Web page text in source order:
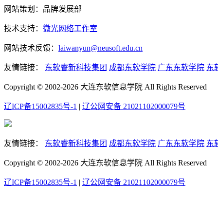
网站策划：品牌发展部
技术支持： 微光网络工作室
网站技术反馈： laiwanyun@neusoft.edu.cn
友情链接： 东软睿新科技集团 成都东软学院 广东东软学院 东
Copyright © 2002-2026 大连东软信息学院 All Rights Reserved
辽ICP备15002835号-1 | 辽公网安备 21021102000079号
友情链接： 东软睿新科技集团 成都东软学院 广东东软学院 东
Copyright © 2002-2026 大连东软信息学院 All Rights Reserved
辽ICP备15002835号-1 | 辽公网安备 21021102000079号